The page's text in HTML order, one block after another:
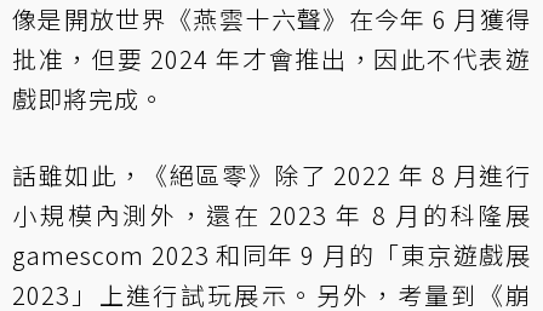
像是開放世界《燕雲十六聲》在今年 6 月獲得
批准，但要 2024 年才會推出，因此不代表遊
戲即將完成。
話雖如此，《絕區零》除了 2022 年 8 月進行
小規模內測外，還在 2023 年 8 月的科隆展
gamescom 2023 和同年 9 月的「東京遊戲展
2023」上進行試玩展示。另外，考量到《崩